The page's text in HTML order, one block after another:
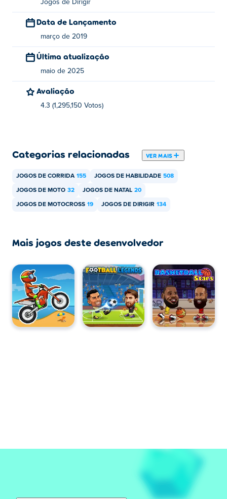
Moto X3Mdescrição da página do jogo. Aqui
você descobre como aumentar a velocidade, reduzir o
tempo e muito mais!
Como jogar o Moto X3M Winter?
É assim que você joga o Moto X3M Winter:
Use a tecla W ou seta para cima para acelerar
Essas teclas são cruciais para a realização de
Jogos de Dirigir
Data de Lançamento
março de 2019
Última atualização
maio de 2025
Avaliação
4.3 (1,295,150 Votos)
Categorias relacionadas VER MAIS
JOGOS DE CORRIDA 155 JOGOS DE HABILIDADE 508
JOGOS DE MOTO 32 JOGOS DE NATAL 20
JOGOS DE MOTOCROSS 19 JOGOS DE DIRIGIR 134
Mais jogos deste desenvolvedor